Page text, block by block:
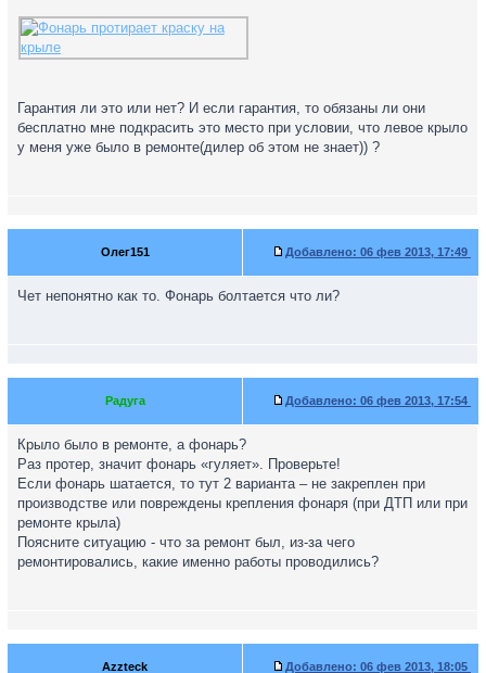
Гарантия ли это или нет? И если гарантия, то обязаны ли они
бесплатно мне подкрасить это место при условии, что левое крыло
у меня уже было в ремонте(дилер об этом не знает)) ?
Олег151 Добавлено: 06 фев 2013, 17:49
Чет непонятно как то. Фонарь болтается что ли?
Радуга Добавлено: 06 фев 2013, 17:54
Крыло было в ремонте, а фонарь?
Раз протер, значит фонарь «гуляет». Проверьте!
Если фонарь шатается, то тут 2 варианта – не закреплен при
производстве или повреждены крепления фонаря (при ДТП или при
ремонте крыла)
Поясните ситуацию - что за ремонт был, из-за чего
ремонтировались, какие именно работы проводились?
Azzteck Добавлено: 06 фев 2013, 18:05